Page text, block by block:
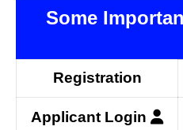
Some
Registration
Applicant Login